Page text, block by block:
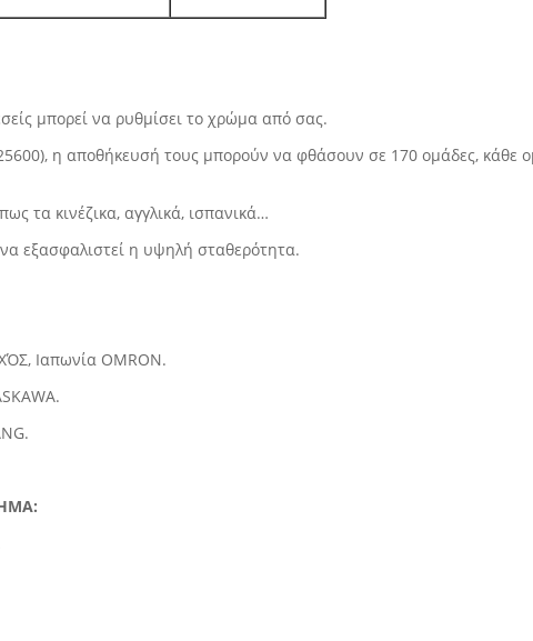
μπορεί να ρυθμίσει το χρώμα από σας.
η αποθήκευσή τους μπορούν να φθάσουν σε 170 ομάδες, κάθε
τα κινέζικα, αγγλικά, ισπανικά…
εξασφαλιστεί η υψηλή σταθερότητα.
Ιαπωνία OMRON.